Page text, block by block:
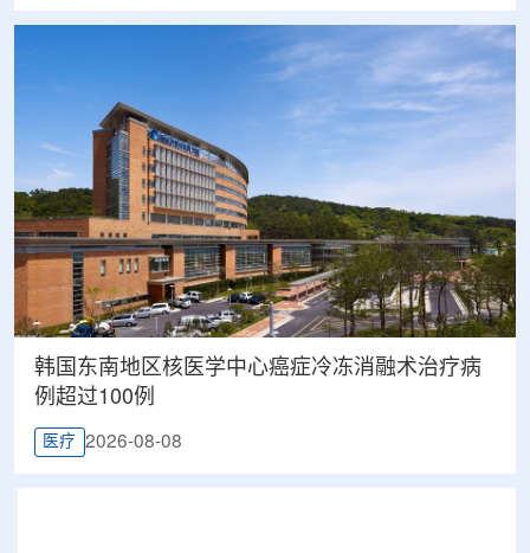
韩国东南地区核医学中心癌症冷冻消融术治疗病
例超过100例
医疗 2026-08-08